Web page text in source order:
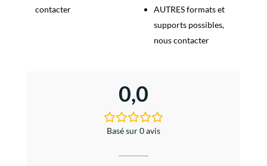
contacter
AUTRES formats et
supports possibles,
nous contacter
0,0
Basé sur 0 avis